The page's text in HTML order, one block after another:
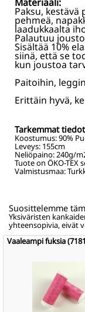
Paksu,
pehmeä,
laadukkaalta
Palautuu
Sisältää 10%
siinä, että se
kun joustoa
Paitoihin,
Erittäin hyvä,
Tarkemmat
Koostumus:90%
Leveys: 155cm
Neliöpaino:240g/
Tuote on ÖKO-TEX
Valmistusmaa:
Suosittelemme
Yksiväristen
yhteensopivia, eivät
Vaaleampi fuksia